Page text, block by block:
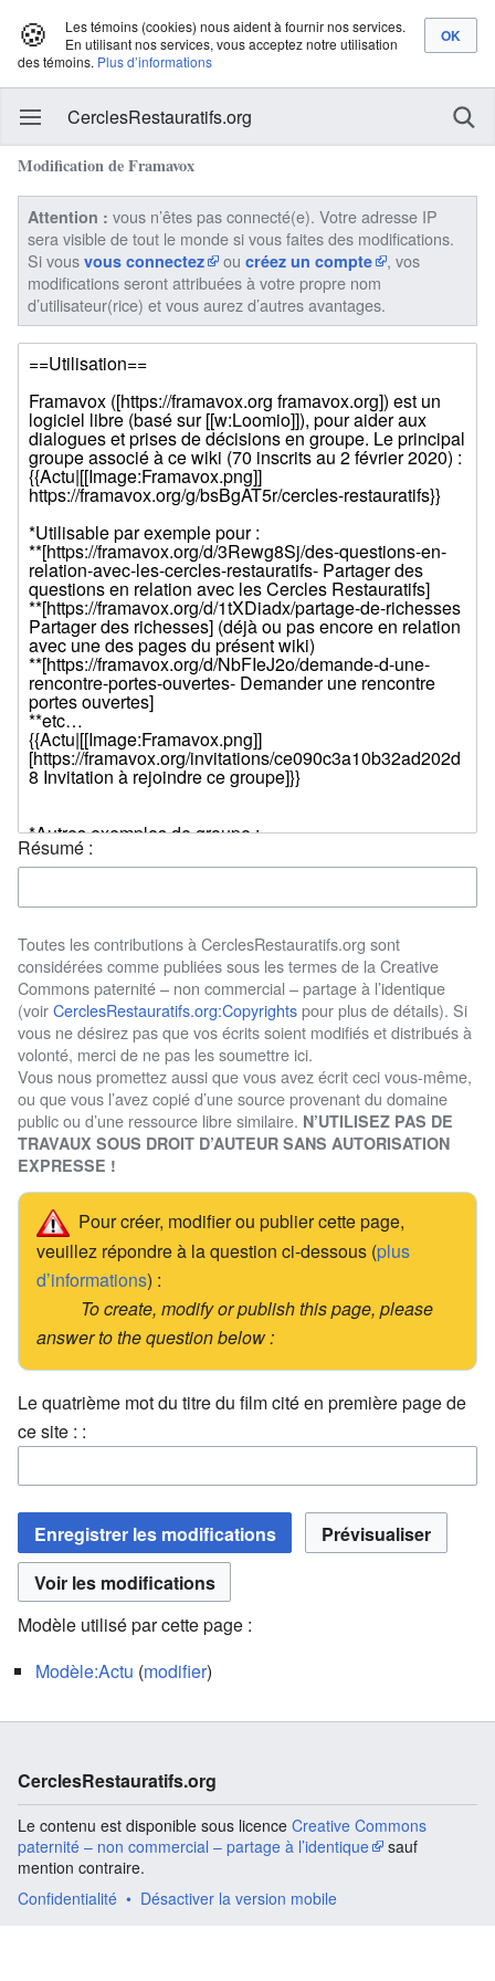
🍪
Les témoins (cookies) nous aident à fournir nos services.
En utilisant nos services, vous acceptez notre utilisation
des témoins. Plus d’informations
CerclesRestauratifs.org
Modification de Framavox
Attention : vous n’êtes pas connecté(e). Votre adresse IP
sera visible de tout le monde si vous faites des modifications.
Si vous vous connectez ou créez un compte
, vos
modifications seront attribuées à votre propre nom
d’utilisateur(rice) et vous aurez d’autres avantages.
Résumé :
Toutes les contributions à CerclesRestauratifs.org sont
considérées comme publiées sous les termes de la Creative
Commons paternité – non commercial – partage à l’identique
(voirCerclesRestauratifs.org:Copyrightspour plus de détails). Si
vous ne désirez pas que vos écrits soient modifiés et distribués à
volonté, merci de ne pas les soumettre ici.
Vous nous promettez aussi que vous avez écrit ceci vous-même,
ou que vous l’avez copié d’une source provenant du domaine
public ou d’une ressource libre similaire. N’UTILISEZ PAS DE
TRAVAUX SOUS DROIT D’AUTEUR SANS AUTORISATION
EXPRESSE !
Pour créer, modifier ou publier cette page,
veuillez répondre à la question ci-dessous (plus
d’informations) :
To create, modify or publish this page, please
answer to the question below :
Le quatrième mot du titre du film cité en première page de
ce site : :
Modèle utilisé par cette page :
Modèle:Actu (modifier)
CerclesRestauratifs.org
Le contenu est disponible sous licence Creative Commons
paternité – non commercial – partage à l’identique
sauf
mention contraire.
Confidentialité
Désactiver la version mobile